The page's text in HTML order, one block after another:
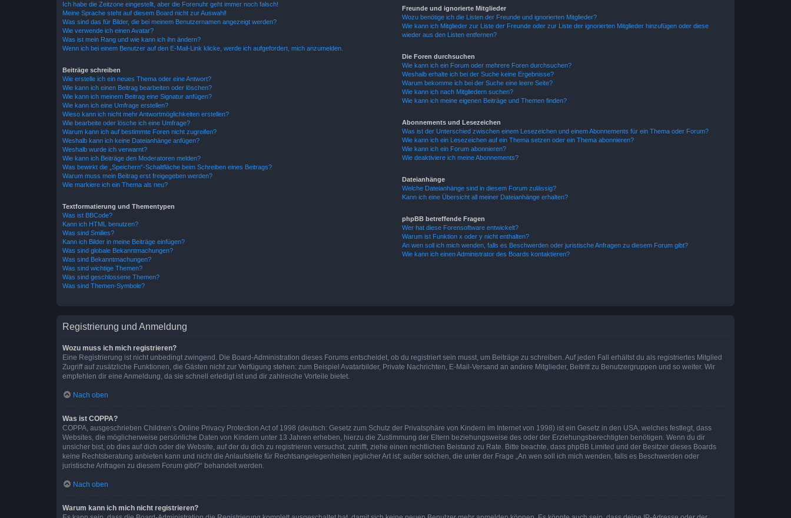
Ich habe die Zeitzone eingestellt, aber die Forenuhr geht immer noch falsch!
Meine Sprache steht auf diesem Board nicht zur Auswahl!
Was sind das für Bilder, die bei meinem Benutzernamen angezeigt werden?
Wie verwende ich einen Avatar?
Was ist mein Rang und wie kann ich ihn ändern?
Wenn ich bei einem Benutzer auf den E-Mail-Link klicke, werde ich aufgefordert, mich anzumelden.
Beiträge schreiben
Wie erstelle ich ein neues Thema oder eine Antwort?
Wie kann ich einen Beitrag bearbeiten oder löschen?
Wie kann ich meinem Beitrag eine Signatur anfügen?
Wie kann ich eine Umfrage erstellen?
Wieso kann ich nicht mehr Antwortmöglichkeiten erstellen?
Wie bearbeite oder lösche ich eine Umfrage?
Warum kann ich auf bestimmte Foren nicht zugreifen?
Weshalb kann ich keine Dateianhänge anfügen?
Weshalb wurde ich verwarnt?
Wie kann ich Beiträge den Moderatoren melden?
Was bewirkt die „Speichern“-Schaltfläche beim Schreiben eines Beitrags?
Warum muss mein Beitrag erst freigegeben werden?
Wie markiere ich ein Thema als neu?
Textformatierung und Thementypen
Was ist BBCode?
Kann ich HTML benutzen?
Was sind Smilies?
Kann ich Bilder in meine Beiträge einfügen?
Was sind globale Bekanntmachungen?
Was sind Bekanntmachungen?
Was sind wichtige Themen?
Was sind geschlossene Themen?
Was sind Themen-Symbole?
Freunde und ignorierte Mitglieder
Wozu benötige ich die Listen der Freunde und ignorierten Mitglieder?
Wie kann ich Mitglieder zur Liste der Freunde oder zur Liste der ignorierten Mitglieder hinzufügen oder diese
wieder aus den Listen entfernen?
Die Foren durchsuchen
Wie kann ich ein Forum oder mehrere Foren durchsuchen?
Weshalb erhalte ich bei der Suche keine Ergebnisse?
Warum bekomme ich bei der Suche eine leere Seite?
Wie kann ich nach Mitgliedern suchen?
Wie kann ich meine eigenen Beiträge und Themen finden?
Abonnements und Lesezeichen
Was ist der Unterschied zwischen einem Lesezeichen und einem Abonnements für ein Thema oder Forum?
Wie kann ich ein Lesezeichen auf ein Thema setzen oder ein Thema abonnieren?
Wie kann ich ein Forum abonnieren?
Wie deaktiviere ich meine Abonnements?
Dateianhänge
Welche Dateianhänge sind in diesem Forum zulässig?
Kann ich eine Übersicht all meiner Dateianhänge erhalten?
phpBB betreffende Fragen
Wer hat diese Forensoftware entwickelt?
Warum ist Funktion x oder y nicht enthalten?
An wen soll ich mich wenden, falls es Beschwerden oder juristische Anfragen zu diesem Forum gibt?
Wie kann ich einen Administrator des Boards kontaktieren?
Registrierung und Anmeldung
Wozu muss ich mich registrieren?
Eine Registrierung ist nicht unbedingt zwingend. Die Board-Administration dieses Forums entscheidet, ob du registriert sein musst, um Beiträge zu schreiben. Auf jeden Fall erhältst du als registriertes Mitglied
Zugriff auf zusätzliche Funktionen, die Gästen nicht zur Verfügung stehen: zum Beispiel Avatarbilder, Private Nachrichten, E-Mail-Versand an andere Mitglieder, Beitritt zu Benutzergruppen und so weiter. Wir
empfehlen dir eine Anmeldung, da sie schnell erledigt ist und dir zahlreiche Vorteile bietet.
Nach oben
Was ist COPPA?
COPPA, ausgeschrieben Children’s Online Privacy Protection Act of 1998 (deutsch: Gesetz zum Schutz der Privatsphäre von Kindern im Internet von 1998) ist ein Gesetz in den USA, welches festlegt, dass
Websites, die möglicherweise persönliche Daten von Kindern unter 13 Jahren erheben, hierzu die Zustimmung der Eltern beziehungsweise des oder der Erziehungsberechtigten benötigen. Wenn du dir
unsicher bist, ob dies auf dich oder die Website, auf der du dich zu registrieren versuchst, zutrifft, ziehe einen rechtlichen Beistand zu Rate. Bitte beachte, dass phpBB Limited und der Besitzer dieses Boards
keine Rechtsberatung anbieten kann und nicht die Anlaufstelle für Rechtsangelegenheiten jeglicher Art ist; außer solchen, die unter der Frage „An wen soll ich mich wenden, falls es Beschwerden oder
juristische Anfragen zu diesem Forum gibt?“ behandelt werden.
Nach oben
Warum kann ich mich nicht registrieren?